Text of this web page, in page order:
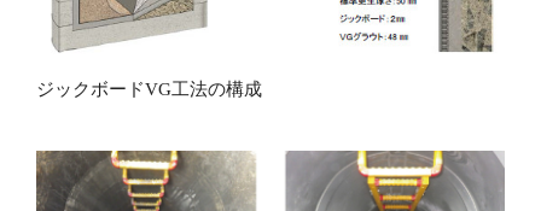
ジックボードVG工法の構成